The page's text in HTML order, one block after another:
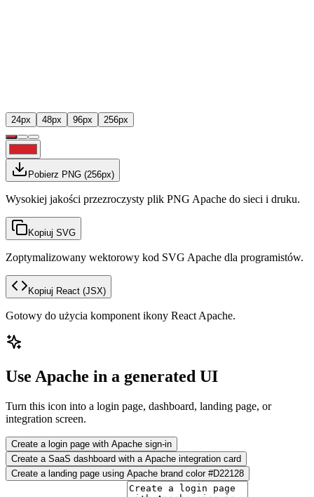
24px 48px 96px 256px
Pobierz PNG (256px)
Wysokiej jakości przezroczysty plik PNG Apache do sieci i druku.
Kopiuj SVG
Zoptymalizowany wektorowy kod SVG Apache dla programistów.
Kopiuj React (JSX)
Gotowy do użycia komponent ikony React Apache.
Use Apache in a generated UI
Turn this icon into a login page, dashboard, landing page, or
integration screen.
Create a login page with Apache sign-in
Create a SaaS dashboard with a Apache integration card
Create a landing page using Apache brand color #D22128